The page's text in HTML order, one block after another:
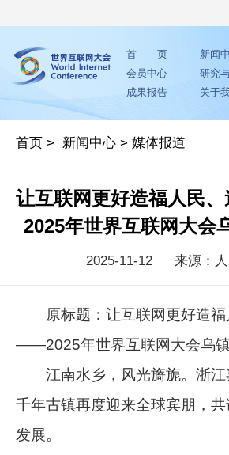
首 页 新闻
会员中心
研究
成果报告
关于
首页 > 新闻中心 >媒体报道
让互联网更好造福人民
2025年世界互联网大会
2025-11-12 来源：
原标题：让互联网更好造福
——2025年世界互联网大会乌
江南水乡，风光旖旎。浙江
千年古镇再度迎来全球宾朋，
发展。